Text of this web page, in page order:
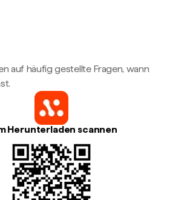
auf häufig gestellte Fragen, wann
Herunterladen scannen